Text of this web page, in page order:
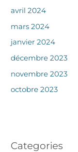
avril 2024
mars 2024
janvier 2024
décembre 2023
novembre 2023
octobre 2023
Categories